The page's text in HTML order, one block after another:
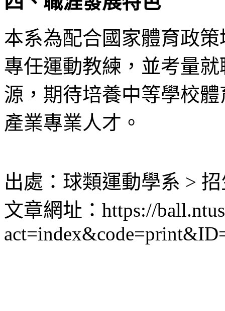
本系為配合國家體育政
專任運動教練，並考量
源，期待培養中等學校
產業專業人才。
出處：球類運動學系 >
文章網址：https://